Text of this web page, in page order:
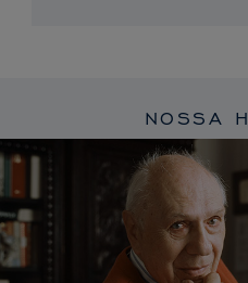
NOSSA